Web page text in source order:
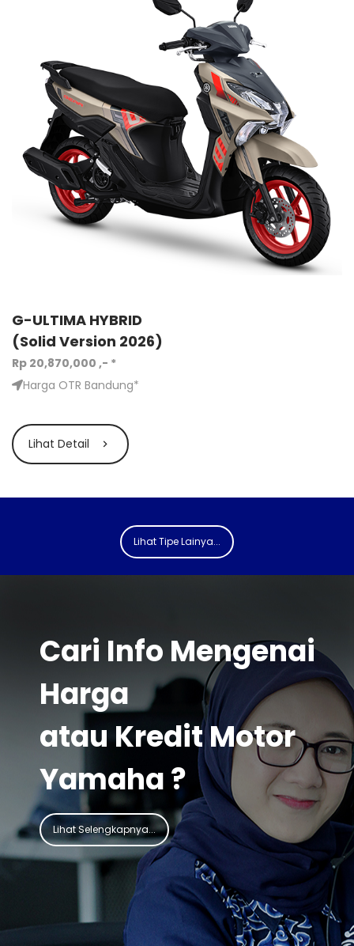
G-ULTIMA HYBRID
(Solid Version 2026)
Rp 20,870,000 ,- *
Harga OTR Bandung*
Lihat Detail
Lihat Tipe Lainya...
Cari Info Mengenai
Harga
atau Kredit Motor
Yamaha ?
Lihat Selengkapnya...